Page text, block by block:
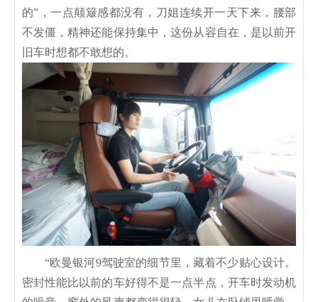
的”，一点颠簸感都没有，刀姐连续开一天下来，腰部
不发僵，精神还能保持集中，这份从容自在，是以前开
旧车时想都不敢想的。
“欧曼银河9驾驶室的细节里，藏着不少贴心设计。
密封性能比以前的车好得不是一点半点，开车时发动机